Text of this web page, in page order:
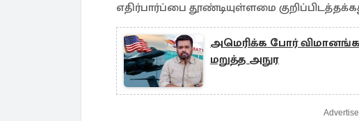
எதிர்பார்ப்பை தூண்டியுள்ளமை
அமெரிக்க போர்
மறுத்த அநுர